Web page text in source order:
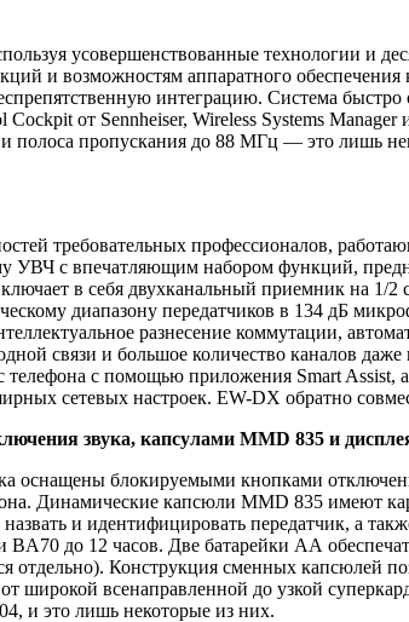
усовершенствованные технологии и
и возможностям аппаратного
интеграцию. Система быстро
от Sennheiser, Wireless Systems
и полоса пропускания до 88 МГц — это
требовательных профессионалов,
УВЧ с впечатляющим набором функций,
в себя двухканальный приемник на 1/
диапазону передатчиков в 134 дБ
разнесение коммутации,
связи и большое количество каналов
с помощью приложения Smart Assist,
сетевых настроек. EW-DX обратно
звука, капсулами MMD 835 и
оснащены блокируемыми кнопками
Динамические капсюли MMD 835 имеют
и идентифицировать передатчик, а
BA70 до 12 часов. Две батарейки АА
отдельно). Конструкция сменных капсюлей
широкой всенаправленной до узкой
и это лишь некоторые из них.